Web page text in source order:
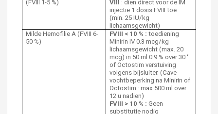
(FVIII 1-5 %)
VIII : dien direct voor de IM
injectie 1 dosis FVIII toe
(min. 25 IU/kg
lichaamsgewicht)
Milde Hemofilie A (FVIII 6-
50 %)
FVIII < 10 % :toediening
Minirin IV 0.3 mcg/kg
lichaamsgewicht (max. 20
mcg) in 50 ml 0.9 % over 30 ‘
of Octostim verstuiving
volgens bijsluiter. (Cave
vochtbeperking na Minirin of
Octostim : max 500 ml over
12 u nadien)
FVIII > 10 % :Geen
substitutie nodig